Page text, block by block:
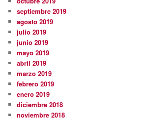
septiembre 2019
agosto 2019
julio 2019
junio 2019
mayo 2019
abril 2019
marzo 2019
febrero 2019
enero 2019
diciembre 2018
noviembre 2018